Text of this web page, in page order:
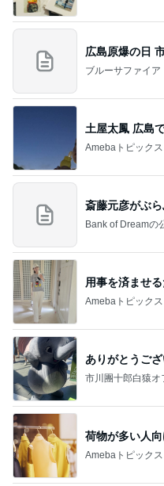
広島原爆の日
ブルーサファイア
土屋太鳳 広島
Amebaトピックス
斎藤元彦がぶ
Bank of Dreamの
用事を済ませ
Amebaトピックス
ありがとうご
市川團十郎白猿オ
荷物が多い人
Amebaトピックス